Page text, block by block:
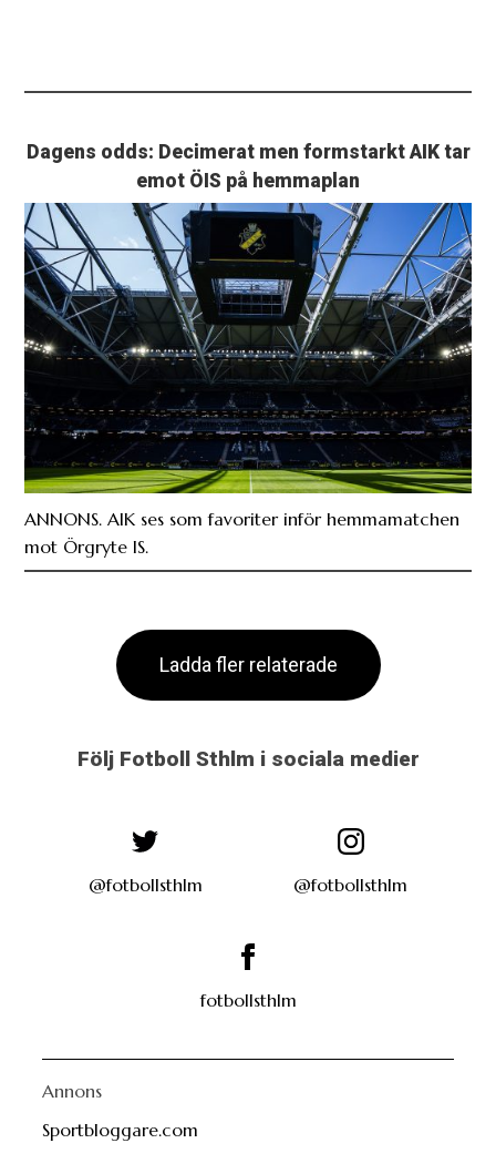
Dagens odds: Decimerat men formstarkt AIK tar
emot ÖIS på hemmaplan
ANNONS. AIK ses som favoriter inför hemmamatchen
mot Örgryte IS.
Ladda fler relaterade
Följ Fotboll Sthlm i sociala medier
@fotbollsthlm @fotbollsthlm
fotbollsthlm
Annons
Sportbloggare.com